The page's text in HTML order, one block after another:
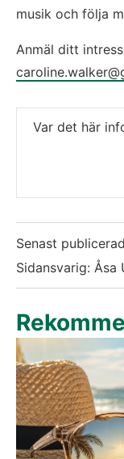
musik och följa
Var det här
Senast
Sidansvarig: Åsa